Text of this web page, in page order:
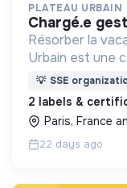
PLATEAU URBAIN
chargé.e
Résorber la
Urbain est une
spécialisée
d'occupations
💡 SSE
2 labels &
Paris, France
22 days ago